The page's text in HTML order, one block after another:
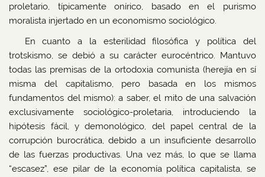
proletario, típicamente onírico, basado en el purismo
moralista injertado en un economismo sociológico.
En cuanto a la esterilidad filosófica y política del
trotskismo, se debió a su carácter eurocéntrico. Mantuvo
todas las premisas de la ortodoxia comunista (herejía en sí
misma del capitalismo, pero basada en los mismos
fundamentos del mismo): a saber, el mito de una salvación
exclusivamente sociológico-proletaria, introduciendo la
hipótesis fácil, y demonológico, del papel central de la
corrupción burocrática, debido a un insuficiente desarrollo
de las fuerzas productivas. Una vez más, lo que se llama
“escasez”, ese pilar de la economía política capitalista, se